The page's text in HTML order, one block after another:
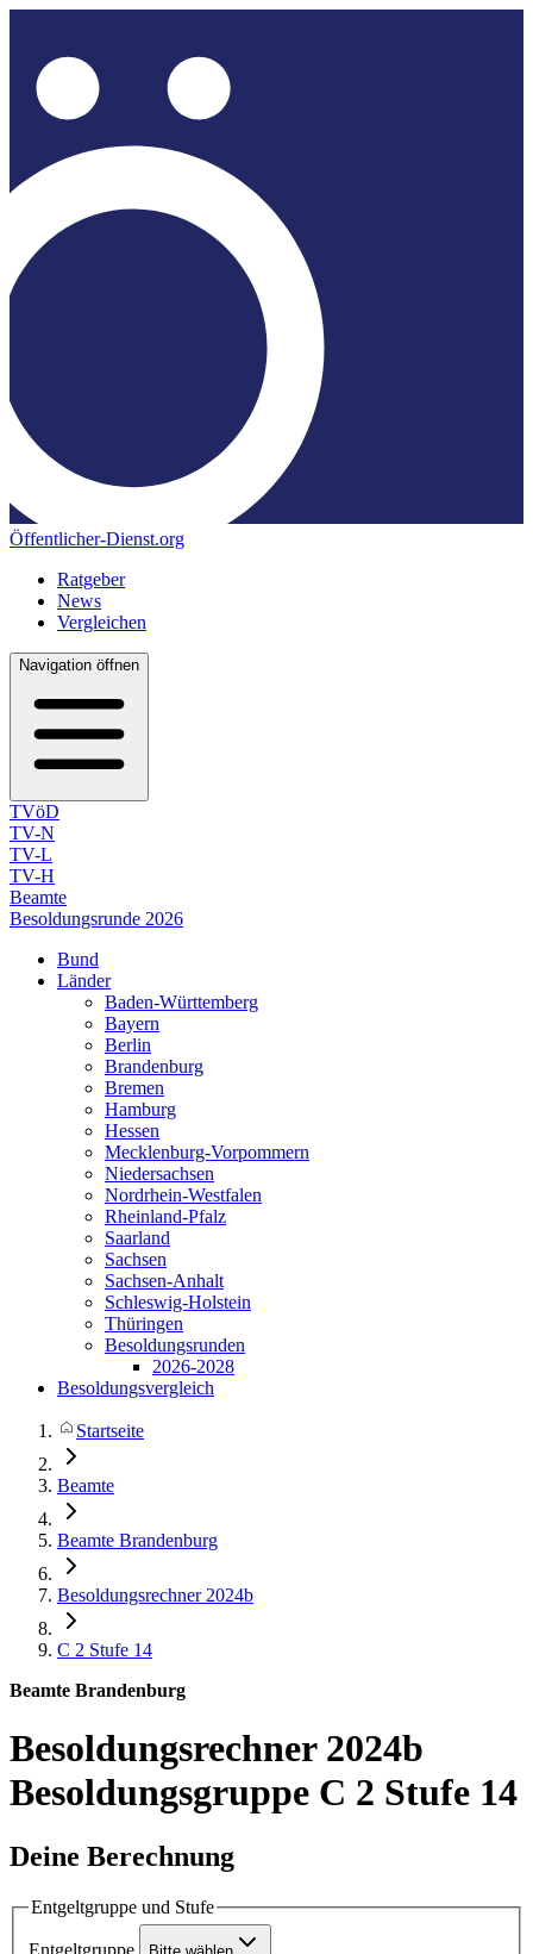
Öffentlicher-Dienst.org
Ratgeber
News
Vergleichen
Navigation öffnen
TVöD
TV-N
TV-L
TV-H
Beamte
Besoldungsrunde 2026
Bund
Länder
Baden-Württemberg
Bayern
Berlin
Brandenburg
Bremen
Hamburg
Hessen
Mecklenburg-Vorpommern
Niedersachsen
Nordrhein-Westfalen
Rheinland-Pfalz
Saarland
Sachsen
Sachsen-Anhalt
Schleswig-Holstein
Thüringen
Besoldungsrunden
2026-2028
Besoldungsvergleich
Startseite
Beamte
Beamte Brandenburg
Besoldungsrechner 2024b
C 2 Stufe 14
Beamte Brandenburg
Besoldungsrechner 2024b
Besoldungsgruppe C 2 Stufe 14
Deine Berechnung
Entgeltgruppe und Stufe